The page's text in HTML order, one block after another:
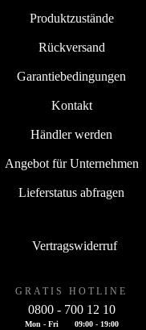
Produktzustände
Rückversand
Garantiebedingungen
Kontakt
Händler werden
Angebot für Unternehmen
Lieferstatus abfragen
Vertragswiderruf
GRATIS HOTLINE
0800 - 700 12 10
Mon - Fri 09:00 - 19:00